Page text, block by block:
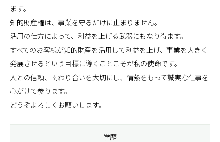
ます。
知的財産権は、事業を守るだけに止まりません。
活用の仕方によって、利益を上げる武器にもなり得ます。
すべてのお客様が知的財産を活用して利益を上げ、事業を大きく
発展させるという目標に導くことこそが私の使命です。
人との信頼、関わり合いを大切にし、情熱をもって誠実な仕事を
心がけて参ります。
どうぞよろしくお願いします。
学歴